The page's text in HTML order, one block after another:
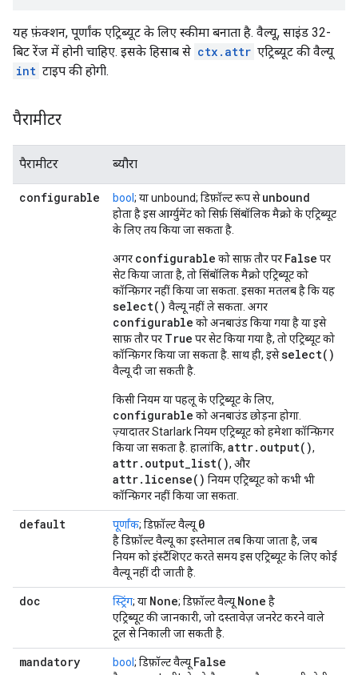
यह फ़ंक्शन, पूर्णांक एट्रिब्यूट के लिए स्कीमा बनाता है. वैल्यू, साइंड 32-
बिट रेंज में होनी चाहिए. इसके हिसाब से ctx.attr एट्रिब्यूट की वैल्यू
int टाइप की होगी.
पैरामीटर
पैरामीटर ब्यौरा
configurable bool ; या unbound; डिफ़ॉल्ट रूप सेunbound
होता है इस आर्ग्युमेंट को सिर्फ़ सिंबॉलिक मैक्रो के एट्रिब्यूट
के लिए तय किया जा सकता है.
अगर configurable को साफ़ तौर पर False पर
सेट किया जाता है, तो सिंबॉलिक मैक्रो एट्रिब्यूट को
कॉन्फ़िगर नहीं किया जा सकता. इसका मतलब है कि यह
select() वैल्यू नहीं ले सकता. अगर
configurable को अनबाउंड किया गया है या इसे
साफ़ तौर पर True पर सेट किया गया है, तो एट्रिब्यूट को
कॉन्फ़िगर किया जा सकता है. साथ ही, इसेselect()
वैल्यू दी जा सकती है.
किसी नियम या पहलू के एट्रिब्यूट के लिए,
configurable को अनबाउंड छोड़ना होगा.
ज़्यादातर Starlark नियम एट्रिब्यूट को हमेशा कॉन्फ़िगर
किया जा सकता है. हालांकि, attr.output(),
attr.output_list(), और
attr.license() नियम एट्रिब्यूट को कभी भी
कॉन्फ़िगर नहीं किया जा सकता.
default पूर्णांक; डिफ़ॉल्ट वैल्यू 0
है डिफ़ॉल्ट वैल्यू का इस्तेमाल तब किया जाता है, जब
नियम को इंस्टैंशिएट करते समय इस एट्रिब्यूट के लिए कोई
वैल्यू नहीं दी जाती है.
doc स्ट्रिंग; या None; डिफ़ॉल्ट वैल्यू None है
एट्रिब्यूट की जानकारी, जो दस्तावेज़ जनरेट करने वाले
टूल से निकाली जा सकती है.
mandatory bool ; डिफ़ॉल्ट वैल्यू False